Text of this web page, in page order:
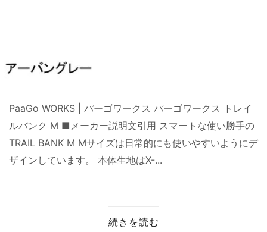
PaaGo WORKS | パーゴワークス パーゴワークス トレイ
ルバンク M ■メーカー説明文引用 スマートな使い勝手の
TRAIL BANK M Mサイズは日常的にも使いやすいようにデ
ザインしています。 本体生地はX-...
続きを読む